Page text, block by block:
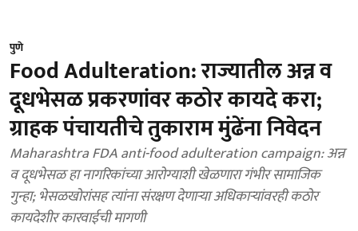
पुणे
Food Adulteration: राज्यातील अन्न व
दूधभेसळ प्रकरणांवर कठोर कायदे करा;
ग्राहक पंचायतीचे तुकाराम मुंढेंना निवेदन
Maharashtra FDA anti-food adulteration campaign: अन्न
व दूधभेसळ हा नागरिकांच्या आरोग्याशी खेळणारा गंभीर सामाजिक
गुन्हा; भेसळखोरांसह त्यांना संरक्षण देणाऱ्या अधिकाऱ्यांवरही कठोर
कायदेशीर कारवाईची मागणी